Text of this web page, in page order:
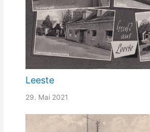
Leeste
29. Mai 2021